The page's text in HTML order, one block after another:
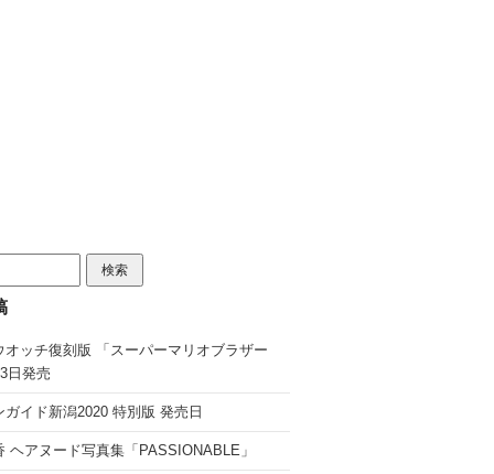
オッチ復刻版 「スーパーマリオブラザー
日発売
ガイド新潟2020 特別版 発売日
ヘアヌード写真集「PASSIONABLE」